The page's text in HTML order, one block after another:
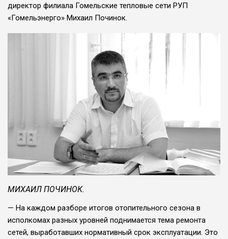
директор филиа­ла Гомельские тепловые сети РУП
«Гомельэнерго» Михаил Починок.
МИХАИЛ ПОЧИНОК.
— На каждом разборе итогов отопитель­ного сезона в
исполко­мах разных уровней поднимается тема ре­монта
сетей, выработав­ших нормативный срок эксплуатации. Это